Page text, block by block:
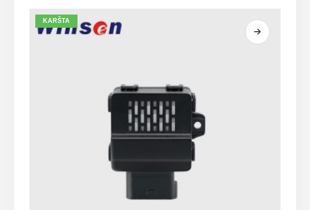
KARŠTA